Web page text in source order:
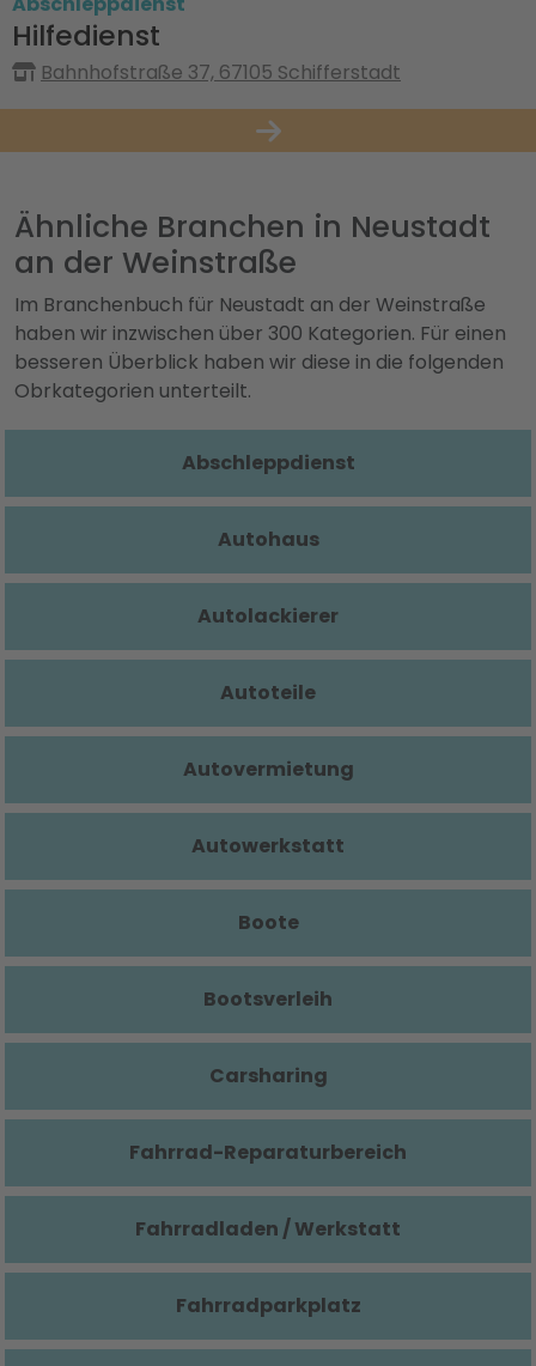
Hilfedienst
Bahnhofstraße 37, 67105 Schifferstadt
Ähnliche Branchen in Neustadt
an der Weinstraße
Im Branchenbuch für Neustadt an der Weinstraße
haben wir inzwischen über 300 Kategorien. Für einen
besseren Überblick haben wir diese in die folgenden
Obrkategorien unterteilt.
Abschleppdienst
Autohaus
Autolackierer
Autoteile
Autovermietung
Autowerkstatt
Boote
Bootsverleih
Carsharing
Fahrrad-Reparaturbereich
Fahrradladen / Werkstatt
Fahrradparkplatz